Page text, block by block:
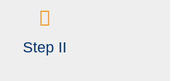
Step II